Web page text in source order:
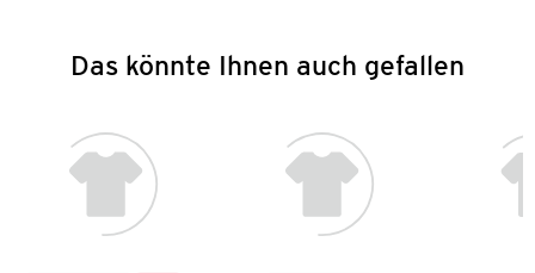
Das könnte Ihnen auch gefallen